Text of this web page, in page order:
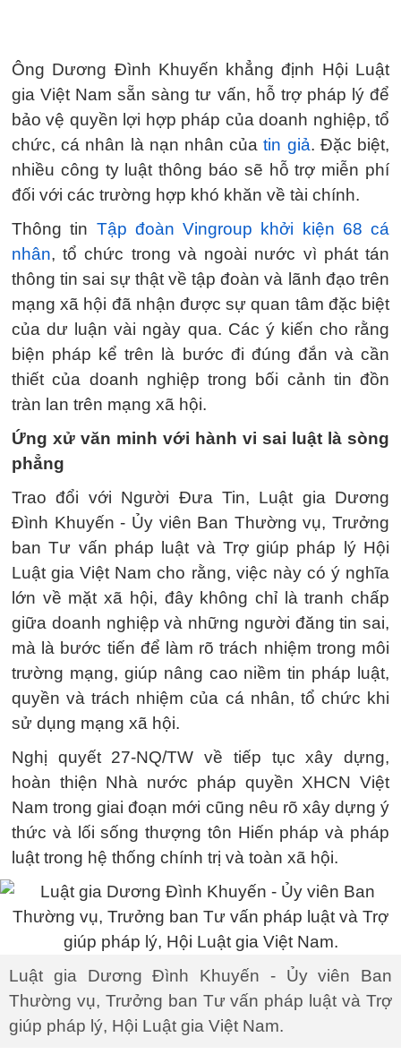
Ông Dương Đình Khuyến khẳng định Hội Luật
gia Việt Nam sẵn sàng tư vấn, hỗ trợ pháp lý để
bảo vệ quyền lợi hợp pháp của doanh nghiệp, tổ
chức, cá nhân là nạn nhân củatin giả. Đặc biệt,
nhiều công ty luật thông báo sẽ hỗ trợ miễn phí
đối với các trường hợp khó khăn về tài chính.
Thông tin Tập đoàn Vingroup khởi kiện 68 cá
nhân, tổ chức trong và ngoài nước vì phát tán
thông tin sai sự thật về tập đoàn và lãnh đạo trên
mạng xã hội đã nhận được sự quan tâm đặc biệt
của dư luận vài ngày qua. Các ý kiến cho rằng
biện pháp kể trên là bước đi đúng đắn và cần
thiết của doanh nghiệp trong bối cảnh tin đồn
tràn lan trên mạng xã hội.
Ứng xử văn minh với hành vi sai luật là sòng
phẳng
Trao đổi với Người Đưa Tin, Luật gia Dương
Đình Khuyến - Ủy viên Ban Thường vụ, Trưởng
ban Tư vấn pháp luật và Trợ giúp pháp lý Hội
Luật gia Việt Nam cho rằng, việc này có ý nghĩa
lớn về mặt xã hội, đây không chỉ là tranh chấp
giữa doanh nghiệp và những người đăng tin sai,
mà là bước tiến để làm rõ trách nhiệm trong môi
trường mạng, giúp nâng cao niềm tin pháp luật,
quyền và trách nhiệm của cá nhân, tổ chức khi
sử dụng mạng xã hội.
Nghị quyết 27-NQ/TW về tiếp tục xây dựng,
hoàn thiện Nhà nước pháp quyền XHCN Việt
Nam trong giai đoạn mới cũng nêu rõ xây dựng ý
thức và lối sống thượng tôn Hiến pháp và pháp
luật trong hệ thống chính trị và toàn xã hội.
Luật gia Dương Đình Khuyến - Ủy viên Ban
Thường vụ, Trưởng ban Tư vấn pháp luật và Trợ
giúp pháp lý, Hội Luật gia Việt Nam.